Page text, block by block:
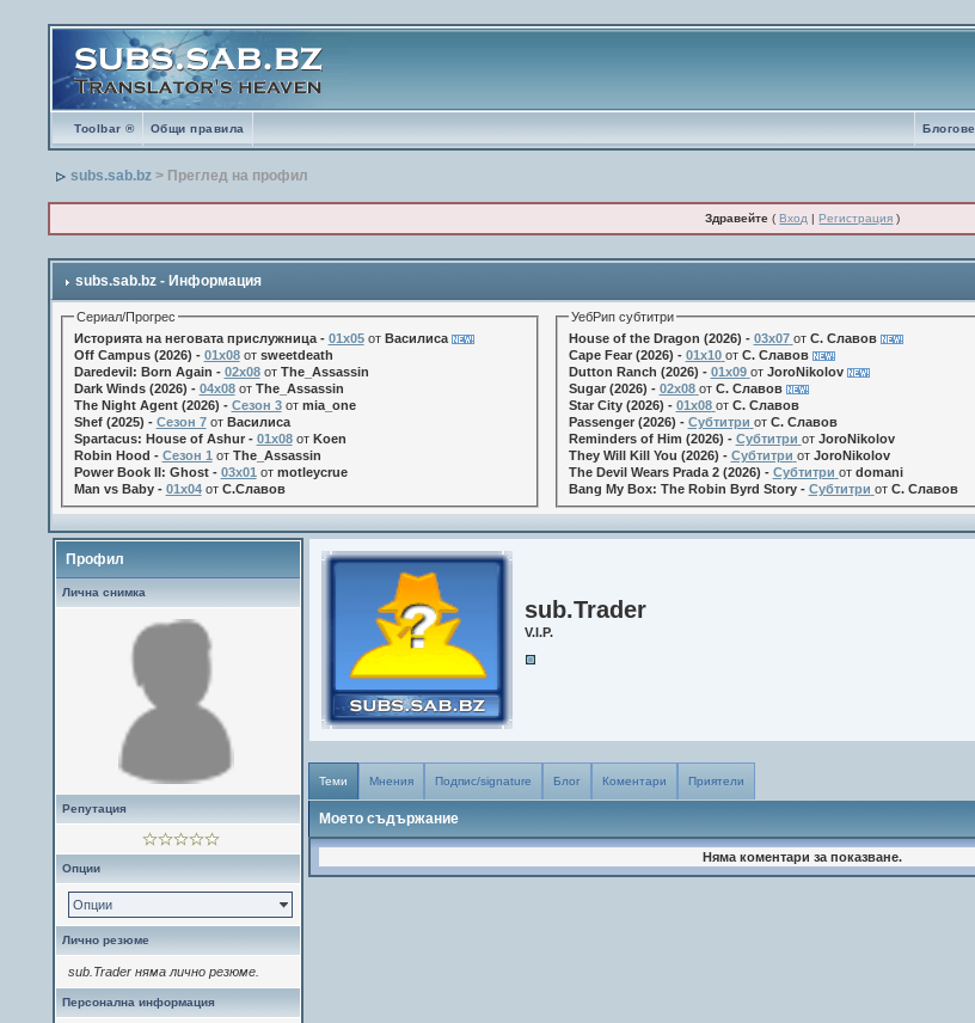
Toolbar ® Общи правила Блогове
subs.sab.bz > Преглед на профил
Здравейте (Вход |Регистрация )
subs.sab.bz - Информация
Сериал/Прогрес
Историята на неговата прислужница - 01х05от Василиса
Off Campus (2026) - 01x08от sweetdeath
Daredevil: Born Again - 02x08от The_Assassin
Dark Winds (2026) - 04x08от The_Assassin
The Night Agent (2026) - Сезон 3от mia_one
Shef (2025) - Сезон 7от Василиса
Spartacus: House of Ashur - 01x08от Koen
Robin Hood - Сезон 1 от The_Assassin
Power Book II: Ghost - 03x01 от motleycrue
Man vs Baby - 01x04от С.Славов
УебРип субтитри
House of the Dragon (2026) - 03x07 от С. Славов
Cape Fear (2026) - 01x10 от С. Славов
Dutton Ranch (2026) - 01x09 от JoroNikolov
Sugar (2026) - 02x08 от С. Славов
Star City (2026) - 01x08 от С. Славов
Passenger (2026) - Субтитри от С. Славов
Reminders of Him (2026) - Субтитри от JoroNikolov
They Will Kill You (2026) - Субтитри от JoroNikolov
The Devil Wears Prada 2 (2026) - Субтитри от domani
Bang My Box: The Robin Byrd Story - Субтитри от С. Славов
Профил
Лична снимка
Репутация
Опции
Опции
Лично резюме
sub.Trader няма лично резюме.
Персонална информация
sub.Trader
V.I.P.
Теми Мнения Подпис/signature Блог Коментари Приятели
Моето съдържание
Няма коментари за показване.